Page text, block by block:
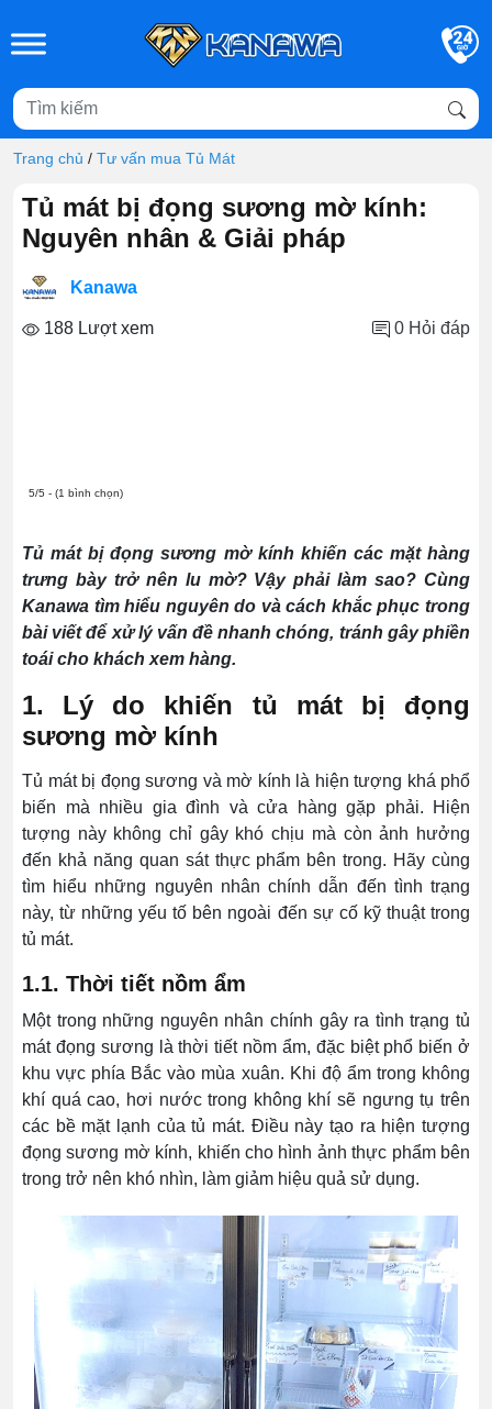
Trang chủ / Tư vấn mua Tủ Mát
Tủ mát bị đọng sương mờ kính:
Nguyên nhân & Giải pháp
Kanawa
188 Lượt xem 0 Hỏi đáp
5/5 - (1 bình chọn)
Tủ mát bị đọng sương mờ kính khiến các mặt hàng
trưng bày trở nên lu mờ? Vậy phải làm sao? Cùng
Kanawa tìm hiểu nguyên do và cách khắc phục trong
bài viết để xử lý vấn đề nhanh chóng, tránh gây phiền
toái cho khách xem hàng.
1. Lý do khiến tủ mát bị đọng
sương mờ kính
Tủ mát bị đọng sương và mờ kính là hiện tượng khá phổ
biến mà nhiều gia đình và cửa hàng gặp phải. Hiện
tượng này không chỉ gây khó chịu mà còn ảnh hưởng
đến khả năng quan sát thực phẩm bên trong. Hãy cùng
tìm hiểu những nguyên nhân chính dẫn đến tình trạng
này, từ những yếu tố bên ngoài đến sự cố kỹ thuật trong
tủ mát.
1.1. Thời tiết nồm ẩm
Một trong những nguyên nhân chính gây ra tình trạng tủ
mát đọng sương là thời tiết nồm ẩm, đặc biệt phổ biến ở
khu vực phía Bắc vào mùa xuân. Khi độ ẩm trong không
khí quá cao, hơi nước trong không khí sẽ ngưng tụ trên
các bề mặt lạnh của tủ mát. Điều này tạo ra hiện tượng
đọng sương mờ kính, khiến cho hình ảnh thực phẩm bên
trong trở nên khó nhìn, làm giảm hiệu quả sử dụng.